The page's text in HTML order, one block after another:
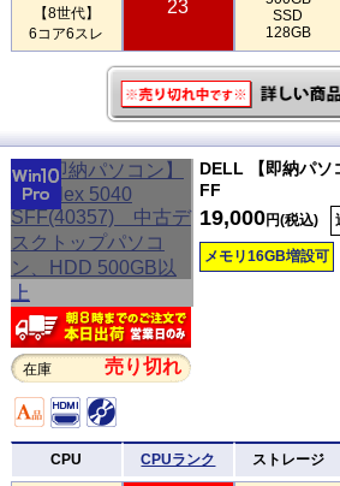
【8世代】
6コア6スレ
23
SSD
128GB
在庫 売り切れ
DELL 【即納パ
FF
19,000円(税込)
メモリ16GB増設可
CPU CPUランク ストレージ